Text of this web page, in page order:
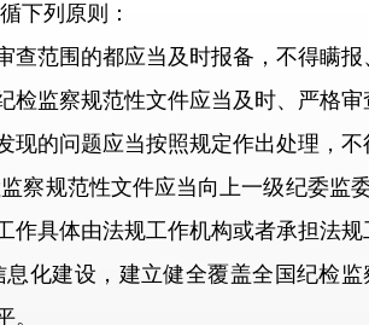
列原则：
范围的都应当及时报备，不得瞒报
监察规范性文件应当及时、严格审
的问题应当按照规定作出处理，不
规范性文件应当向上一级纪委监
作具体由法规工作机构或者承担法
建设，建立健全覆盖全国纪检监
。